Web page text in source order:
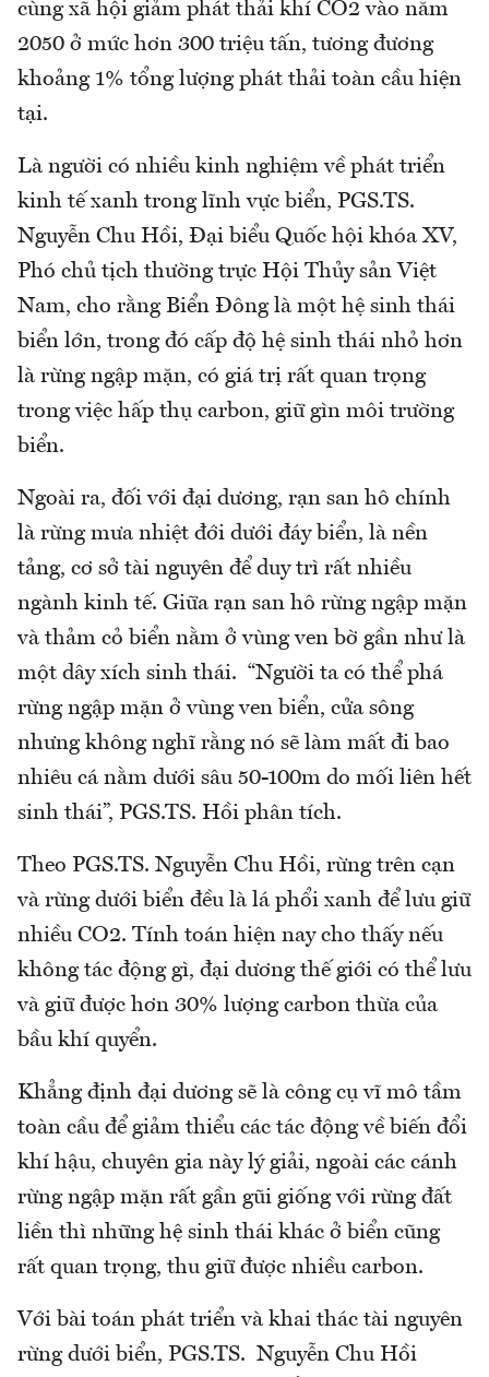
cùng xã hội giảm phát thải khí CO2 vào năm
2050 ở mức hơn 300 triệu tấn, tương đương
khoảng 1% tổng lượng phát thải toàn cầu hiện
tại.
Là người có nhiều kinh nghiệm về phát triển
kinh tế xanh trong lĩnh vực biển, PGS.TS.
Nguyễn Chu Hồi, Đại biểu Quốc hội khóa XV,
Phó chủ tịch thường trực Hội Thủy sản Việt
Nam, cho rằng Biển Đông là một hệ sinh thái
biển lớn, trong đó cấp độ hệ sinh thái nhỏ hơn
là rừng ngập mặn, có giá trị rất quan trọng
trong việc hấp thụ carbon, giữ gìn môi trường
biển.
Ngoài ra, đối với đại dương, rạn san hô chính
là rừng mưa nhiệt đới dưới đáy biển, là nền
tảng, cơ sở tài nguyên để duy trì rất nhiều
ngành kinh tế. Giữa rạn san hô rừng ngập mặn
và thảm cỏ biển nằm ở vùng ven bờ gần như là
một dây xích sinh thái. “Người ta có thể phá
rừng ngập mặn ở vùng ven biển, cửa sông
nhưng không nghĩ rằng nó sẽ làm mất đi bao
nhiêu cá nằm dưới sâu 50-100m do mối liên hết
sinh thái”, PGS.TS. Hồi phân tích.
Theo PGS.TS. Nguyễn Chu Hồi, rừng trên cạn
và rừng dưới biển đều là lá phổi xanh để lưu giữ
nhiều CO2. Tính toán hiện nay cho thấy nếu
không tác động gì, đại dương thế giới có thể lưu
và giữ được hơn 30% lượng carbon thừa của
bầu khí quyển.
Khẳng định đại dương sẽ là công cụ vĩ mô tầm
toàn cầu để giảm thiểu các tác động về biến đổi
khí hậu, chuyên gia này lý giải, ngoài các cánh
rừng ngập mặn rất gần gũi giống với rừng đất
liền thì những hệ sinh thái khác ở biển cũng
rất quan trọng, thu giữ được nhiều carbon.
Với bài toán phát triển và khai thác tài nguyên
rừng dưới biển, PGS.TS. Nguyễn Chu Hồi